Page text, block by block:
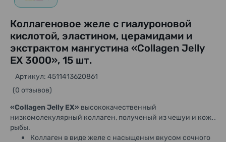
Коллагеновое желе с гиалуроновой
кислотой, эластином, церамидами и
экстрактом мангустина «Collagen Jelly
EX 3000», 15 шт.
(0 отзывов)
Артикул: 4511413620861
«Collagen Jelly EX» высококачественный
низкомолекулярный коллаген, полученый из чешуи и кожи
рыбы.
Коллаген в виде желе с насыщеным вкусом сочного